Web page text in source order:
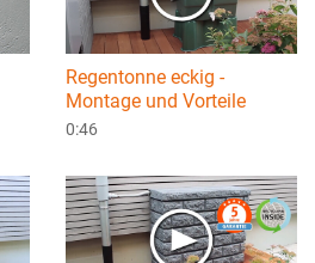
Regentonne eckig -
Montage und Vorteile
0:46